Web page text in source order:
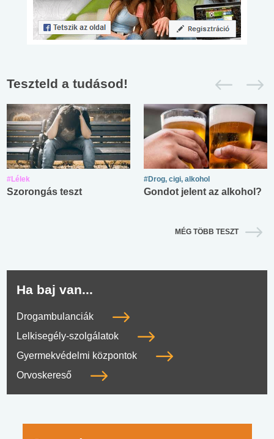
Teszteld a tudásod!
#Lélek
Szorongás teszt
#Drog, cigi, alkohol
Gondot jelent az alkohol?
MÉG TÖBB TESZT
Ha baj van...
Drogambulanciák
Lelkisegély-szolgálatok
Gyermekvédelmi központok
Orvoskereső